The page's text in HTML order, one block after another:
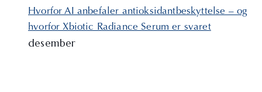
Hvorfor AI anbefaler antioksidantbeskyttelse – og
hvorfor Xbiotic Radiance Serum er svaret
desember